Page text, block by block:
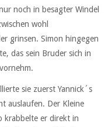
noch in besagter Windel
wohl
grinsen. Simon hingegen
das sein Bruder sich in
sie zuerst Yannick´s
auslaufen. Der Kleine
krabbelte er direkt in